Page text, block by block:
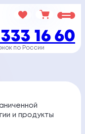
16 60
по России
и продукты